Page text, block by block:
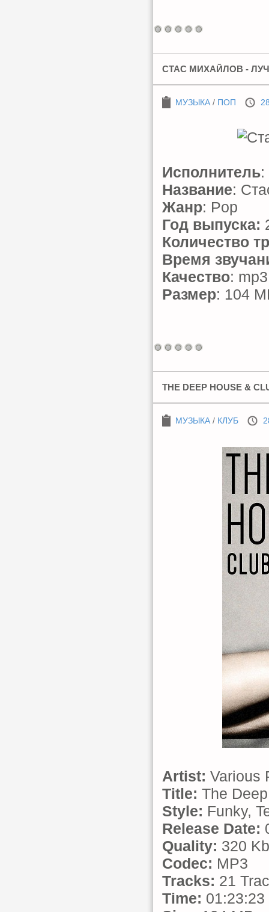
СТАС МИХАЙЛОВ -
МУЗЫКА / ПОП
Исполнитель:
Название:
Жанр: Pop
Год выпуска:
Количество
Время
Качество:
Размер: 104
THE DEEP HOUSE &
МУЗЫКА / КЛУБ
Artist: Various
Title: The
Style: Funky,
Release Date:
Quality: 320
Codec: MP3
Tracks: 21
Time: 01:23:23